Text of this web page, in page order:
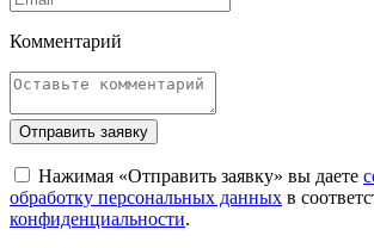
Комментарий
Отправить заявку
Нажимая «Отправить заявку» вы даете
обработку персональных данных в
конфиденциальности.